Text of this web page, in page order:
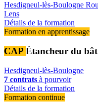
Hesdigneul-lès-Boulogne
Lens
Détails de la formation
Formation en apprentissage
CAP Étancheur du
Hesdigneul-lès-Boulogne
7 contrats à pourvoir
Détails de la formation
Formation continue